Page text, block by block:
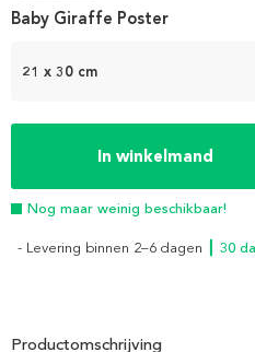
1
21 x 30 cm
In winkelmand
Nog maar weinig beschikbaar!
- Levering binnen 2–6 dagen ┃ 30
Baby Giraffe Poster
Productomschrijving